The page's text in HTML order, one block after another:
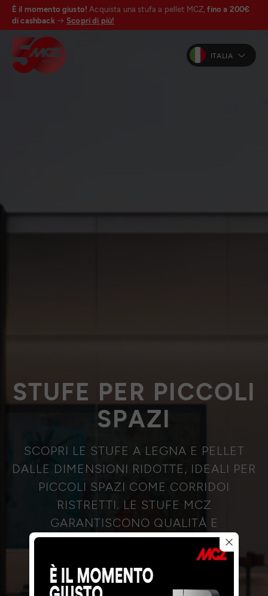
È il momento giusto! Acquista una stufa a pellet MCZ, fino a 200€
di cashback
Scopri di più!
ITALIA
STUFE PER PICCOLI
SPAZI
SCOPRI LE STUFE A LEGNA E PELLET
DALLE DIMENSIONI RIDOTTE, IDEALI PER
PICCOLI SPAZI COME CORRIDOI
RISTRETTI. LE STUFE MCZ
GARANTISCONO QUALITÀ E
PERFORMANCE.